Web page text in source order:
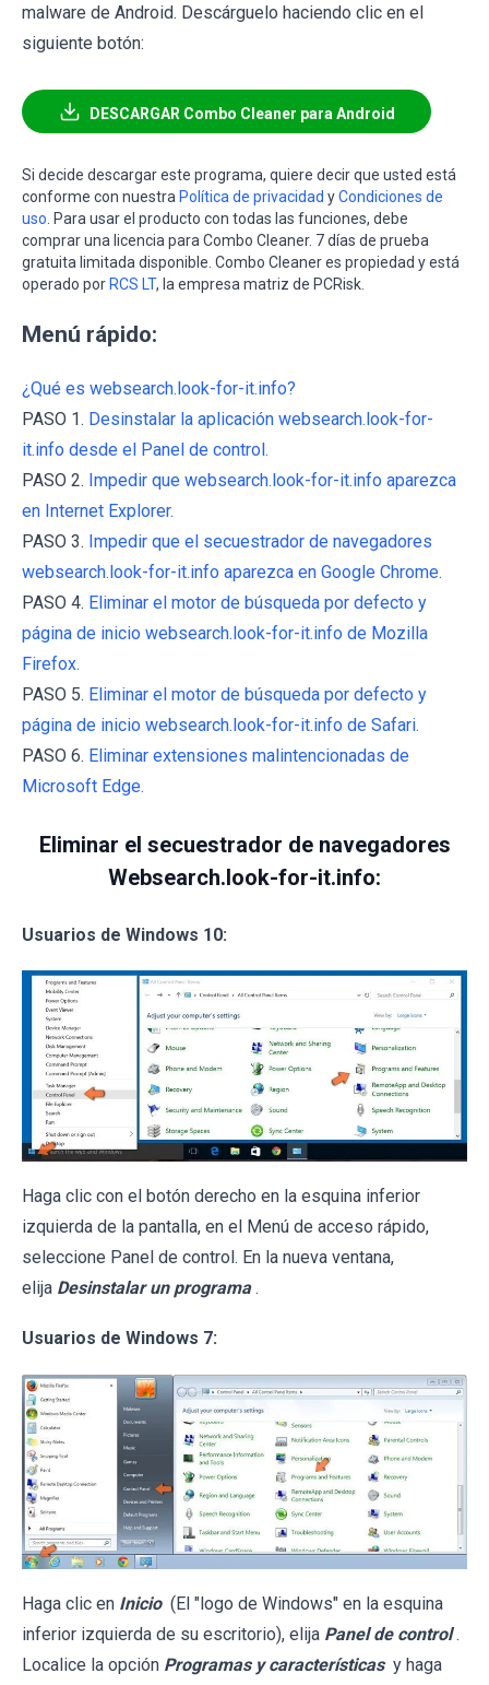
malware de Android. Descárguelo haciendo clic en el
siguiente botón:
DESCARGAR Combo Cleaner para Android
Si decide descargar este programa, quiere decir que usted está
conforme con nuestra Política de privacidad yCondiciones de
uso . Para usar el producto con todas las funciones, debe
comprar una licencia para Combo Cleaner. 7 días de prueba
gratuita limitada disponible. Combo Cleaner es propiedad y está
operado por RCS LT, la empresa matriz de PCRisk.
Menú rápido:
¿Qué es websearch.look-for-it.info?
PASO 1. Desinstalar la aplicación websearch.look-for-
it.info desde el Panel de control.
PASO 2. Impedir que websearch.look-for-it.info aparezca
en Internet Explorer.
PASO 3. Impedir que el secuestrador de navegadores
websearch.look-for-it.info aparezca en Google Chrome.
PASO 4. Eliminar el motor de búsqueda por defecto y
página de inicio websearch.look-for-it.info de Mozilla
Firefox.
PASO 5. Eliminar el motor de búsqueda por defecto y
página de inicio websearch.look-for-it.info de Safari.
PASO 6. Eliminar extensiones malintencionadas de
Microsoft Edge.
Eliminar el secuestrador de navegadores
Websearch.look-for-it.info:
Usuarios de Windows 10:
Haga clic con el botón derecho en la esquina inferior
izquierda de la pantalla, en el Menú de acceso rápido,
seleccione Panel de control. En la nueva ventana,
elija Desinstalar un programa .
Usuarios de Windows 7:
Haga clic en Inicio (El "logo de Windows" en la esquina
inferior izquierda de su escritorio), elija Panel de control .
Localice la opción Programas y características y haga